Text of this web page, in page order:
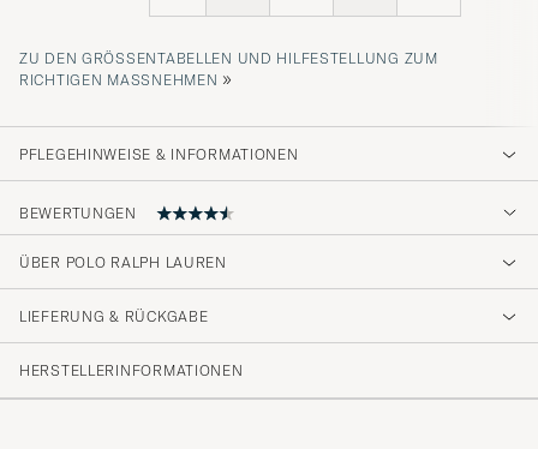
ZU DEN GRÖSSENTABELLEN UND HILFESTELLUNG ZUM R
ICHTIGEN MASSNEHMEN
»
PFLEGEHINWEISE & INFORMATIONEN
BEWERTUNGEN
4.6
(33)
(0)
ÜBER POLO RALPH LAUREN
LIEFERUNG & RÜCKGABE
HERSTELLERINFORMATIONEN